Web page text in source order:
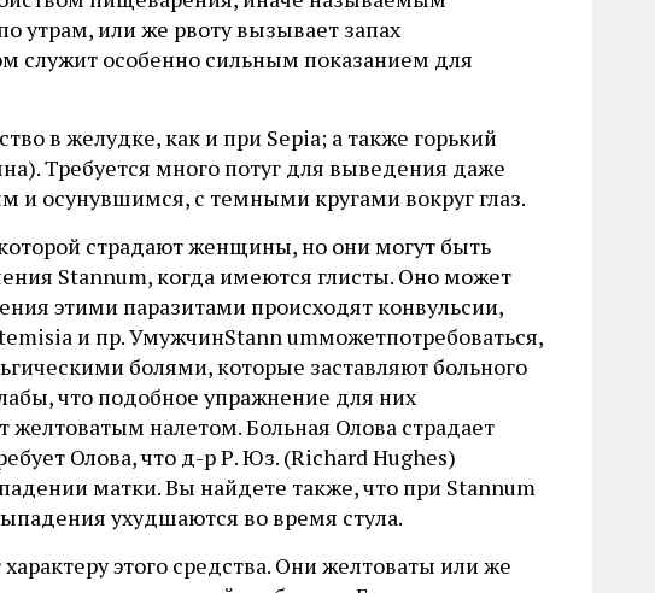
утрам, или же рвоту вызывает запах
служит особенно сильным показанием для
в желудке, как и при Sepia; а также горький
Требуется много потуг для выведения даже
осунувшимся, с темными кругами вокруг глаз.
страдают женщины, но они могут быть
Stannum, когда имеются глисты. Оно может
этими паразитами происходят конвульсии,
и пр. УмужчинStann umможетпотребоваться,
болями, которые заставляют больного
что подобное упражнение для них
налетом. Больная Олова страдает
Олова, что д-р Р. Юз. (Richard Hughes)
матки. Вы найдете также, что при Stannum
ухудшаются во время стула.
этого средства. Они желтоваты или же